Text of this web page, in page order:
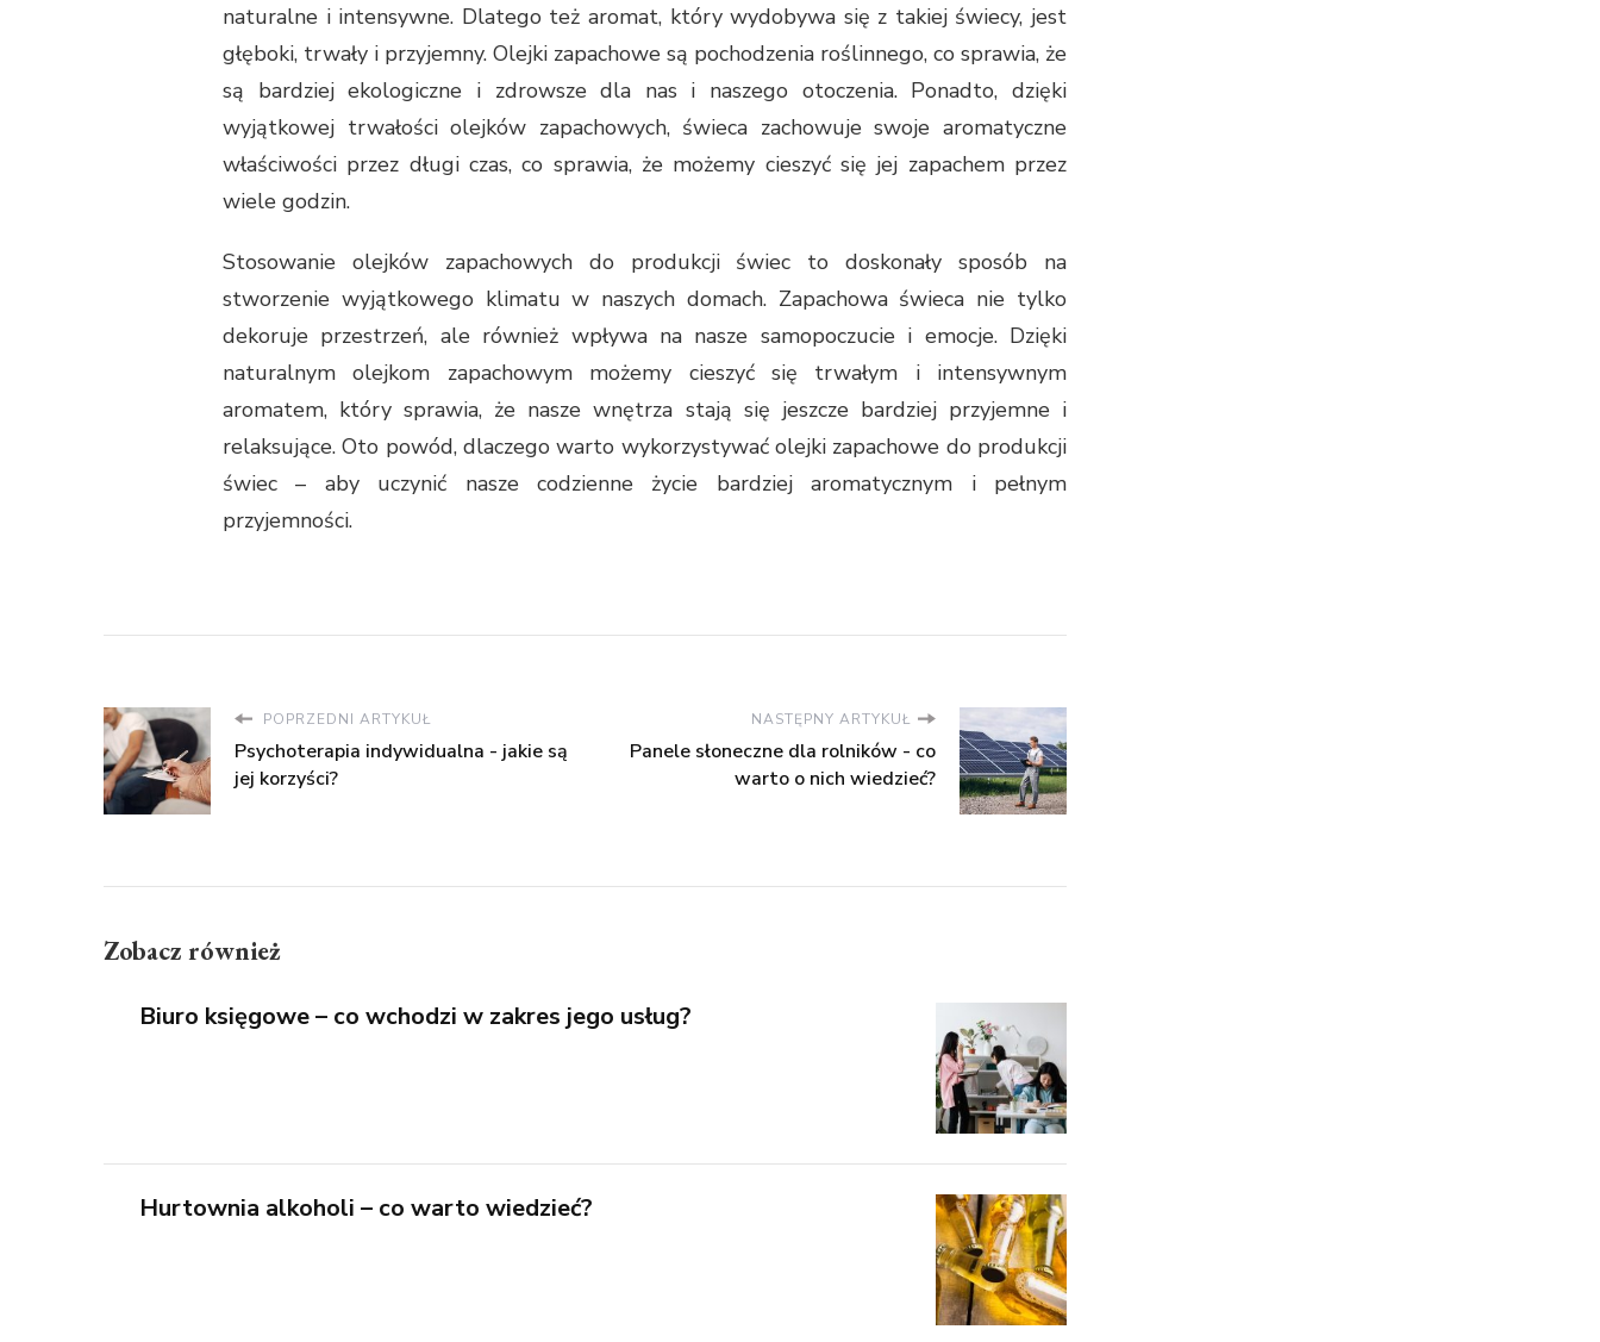
naturalne i intensywne. Dlatego też aromat, który wydobywa się z takiej świecy, jest
głęboki, trwały i przyjemny. Olejki zapachowe są pochodzenia roślinnego, co sprawia, że
są bardziej ekologiczne i zdrowsze dla nas i naszego otoczenia. Ponadto, dzięki
wyjątkowej trwałości olejków zapachowych, świeca zachowuje swoje aromatyczne
właściwości przez długi czas, co sprawia, że możemy cieszyć się jej zapachem przez
wiele godzin.
Stosowanie olejków zapachowych do produkcji świec to doskonały sposób na
stworzenie wyjątkowego klimatu w naszych domach. Zapachowa świeca nie tylko
dekoruje przestrzeń, ale również wpływa na nasze samopoczucie i emocje. Dzięki
naturalnym olejkom zapachowym możemy cieszyć się trwałym i intensywnym
aromatem, który sprawia, że nasze wnętrza stają się jeszcze bardziej przyjemne i
relaksujące. Oto powód, dlaczego warto wykorzystywać olejki zapachowe do produkcji
świec – aby uczynić nasze codzienne życie bardziej aromatycznym i pełnym
przyjemności.
POPRZEDNI ARTYKUŁ
Psychoterapia indywidualna - jakie są
jej korzyści?
NASTĘPNY ARTYKUŁ
Panele słoneczne dla rolników - co
warto o nich wiedzieć?
Zobacz również
Biuro księgowe – co wchodzi w zakres jego usług?
Hurtownia alkoholi – co warto wiedzieć?